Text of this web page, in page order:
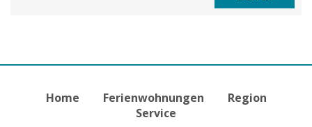
Home Ferienwohnungen
Region
Service